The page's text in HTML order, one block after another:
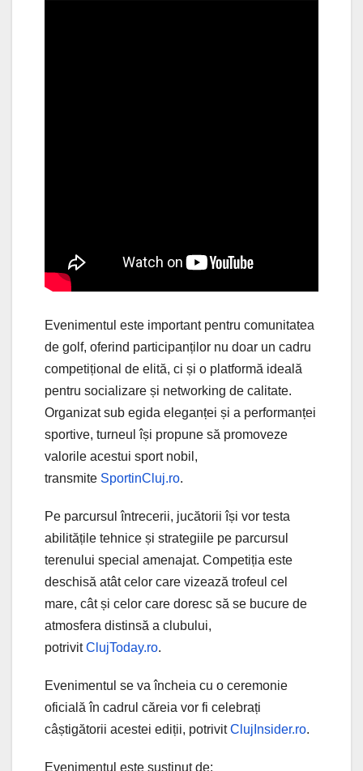
Evenimentul este important pentru comunitatea
de golf, oferind participanților nu doar un cadru
competițional de elită, ci și o platformă ideală
pentru socializare și networking de calitate.
Organizat sub egida eleganței și a performanței
sportive, turneul își propune să promoveze
valorile acestui sport nobil,
transmite SportinCluj.ro.
Pe parcursul întrecerii, jucătorii își vor testa
abilitățile tehnice și strategiile pe parcursul
terenului special amenajat. Competiția este
deschisă atât celor care vizează trofeul cel
mare, cât și celor care doresc să se bucure de
atmosfera distinsă a clubului,
potrivitClujToday.ro.
Evenimentul se va încheia cu o ceremonie
oficială în cadrul căreia vor fi celebrați
câștigătorii acestei ediții, potrivitClujInsider.ro.
Evenimentul este susținut de: